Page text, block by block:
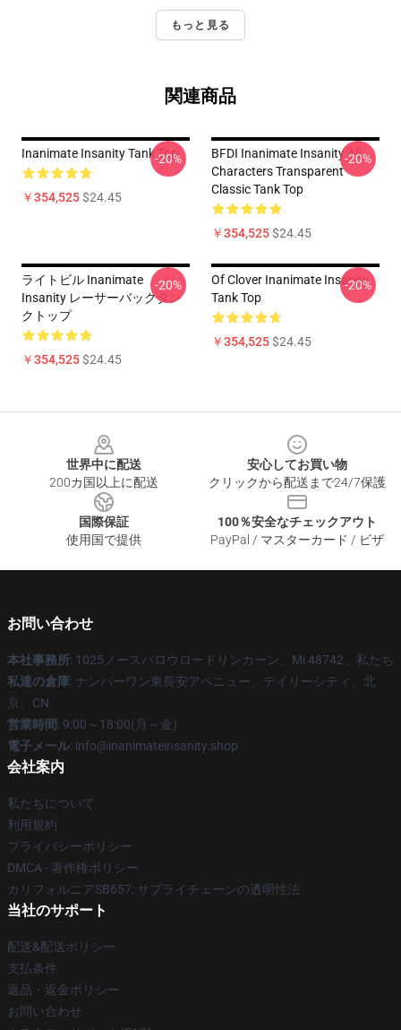
もっと見る
関連商品
Inanimate Insanity Tank Top
￥354,525$24.45
-20%
BFDI Inanimate Insanity All
Characters Transparent
Classic Tank Top
￥354,525$24.45
-20%
ライトビル Inanimate
Insanity レーサーバックタン
クトップ
￥354,525$24.45
-20%
Of Clover Inanimate Insanity
Tank Top
￥354,525$24.45
-20%
世界中に配送
200カ国以上に配送
安心してお買い物
クリックから配送まで24/7保護
国際保証
使用国で提供
100％安全なチェックアウト
PayPal / マスターカード / ビザ
お問い合わせ
本社事務所: 1025ノースバロウロードリンカーン、Mi 48742、私たち
私達の倉庫: ナンバーワン東長安アベニュー、デイリーシティ、北
京、CN
営業時間: 9:00～18:00(月～金)
電子メール: info@inanimateinsanity.shop
会社案内
私たちについて
利用規約
プライバシーポリシー
DMCA - 著作権ポリシー
カリフォルニアSB657: サプライチェーンの透明性法
当社のサポート
配送&配送ポリシー
支払条件
返品・返金ポリシー
お問い合わせ